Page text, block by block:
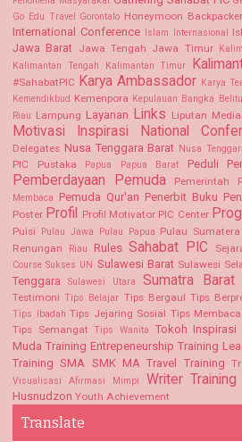
Go Edu Travel Gorontalo Honeymoon Backpacker
International Conference
Islam Internasional
Jawa Barat Jawa Tengah Jawa Timur
Kalimantan Tengah
Kalimantan Timur
#SahabatPIC Karya Ambassador Karya
Kemendikbud Kemenpora Kepulauan Bangka
Riau Lampung Layanan Links Liputan Media
Motivasi Inspirasi National
Delegates Nusa Tenggara Barat Nusa
PIC Pustaka Papua Papua Barat Peduli
Pemberdayaan Pemuda Pemerintah
Membaca
Pemuda Qur'an Penerbit Buku
Poster Profil Profil Motivator PIC Center
Puisi
Pulau Jawa Pulau Papua Pulau Sumatera
Renungan Riau Rules Sahabat PIC
Course Sukses UN Sulawesi Barat Sulawesi
Tenggara
Sulawesi Utara Sumatra Barat
Testimoni Tips Belajar Tips Bergaul Tips
Tips Ibadah Tips Jejaring Sosial Tips Membaca
Tips Semangat Tips Wanita Tokoh Inspirasi
Muda Training Entrepeneurship Training
Training SMA SMK MA Travel Training
Visualisasi Afirmasi Mimpi Writer Training
Husnudzon Youth Achievement
Translate